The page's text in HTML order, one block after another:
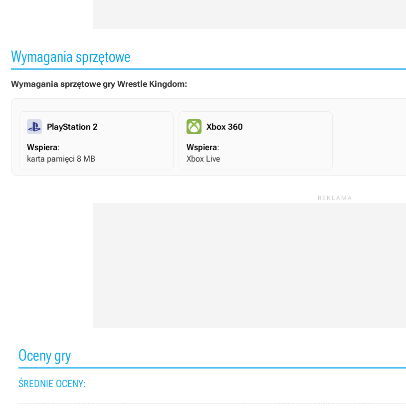
Wymagania sprzętowe
Wymagania sprzętowe gry Wrestle Kingdom:
PlayStation 2
Wspiera:
karta pamięci 8 MB
Xbox 360
Wspiera:
Xbox Live
Oceny gry
ŚREDNIE OCENY: